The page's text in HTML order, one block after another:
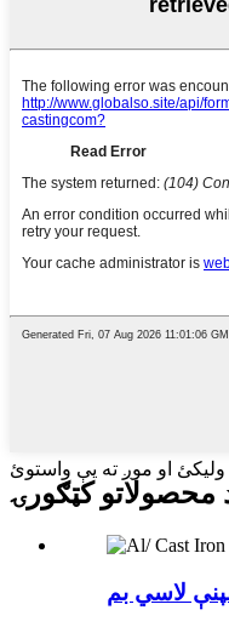
ولیکئ او موږ ته یې واستوئ
محصولاتو کټګورۍ